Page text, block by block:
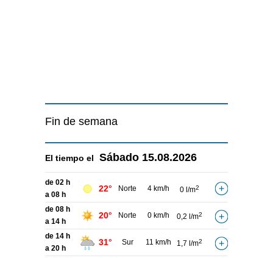
Fin de semana
El tiempo el Sábado 15.08.2026
de 02 h
a 08 h
22° Norte 4 km/h 0 l/m2
de 08 h
a 14 h
20° Norte 0 km/h 0,2 l/m2
de 14 h
a 20 h
31° Sur 11 km/h 1,7 l/m2